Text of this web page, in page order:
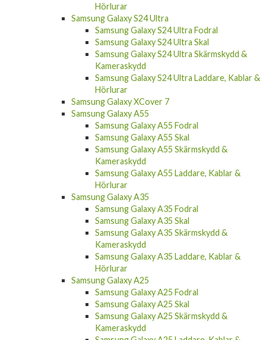
Samsung Galaxy S24 Ultra
Samsung Galaxy S24 Ultra Fodral
Samsung Galaxy S24 Ultra Skal
Samsung Galaxy S24 Ultra Skärmskydd &
Kameraskydd
Samsung Galaxy S24 Ultra Laddare, Kablar &
Hörlurar
Samsung Galaxy XCover 7
Samsung Galaxy A55
Samsung Galaxy A55 Fodral
Samsung Galaxy A55 Skal
Samsung Galaxy A55 Skärmskydd &
Kameraskydd
Samsung Galaxy A55 Laddare, Kablar &
Hörlurar
Samsung Galaxy A35
Samsung Galaxy A35 Fodral
Samsung Galaxy A35 Skal
Samsung Galaxy A35 Skärmskydd &
Kameraskydd
Samsung Galaxy A35 Laddare, Kablar &
Hörlurar
Samsung Galaxy A25
Samsung Galaxy A25 Fodral
Samsung Galaxy A25 Skal
Samsung Galaxy A25 Skärmskydd &
Kameraskydd
Samsung Galaxy A25 Laddare, Kablar &